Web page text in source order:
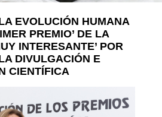
EVOLUCIÓN HUMANA
PREMIO’ DE LA
INTERESANTE’ POR
DIVULGACIÓN E
CIENTÍFICA